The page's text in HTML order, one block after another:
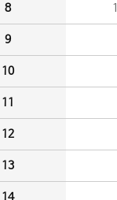
8
9
10
11
12
13
14